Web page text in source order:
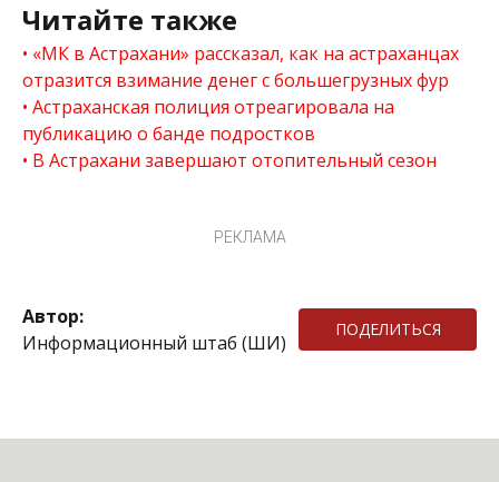
Читайте также
«МК в Астрахани» рассказал, как на астраханцах
отразится взимание денег с большегрузных фур
Астраханская полиция отреагировала на
публикацию о банде подростков
В Астрахани завершают отопительный сезон
РЕКЛАМА
Автор:
Информационный штаб (ШИ)
ПОДЕЛИТЬСЯ